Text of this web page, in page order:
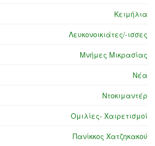
Κειμήλια
Λευκονοικιάτες/-ισσες
Μνήμες Μικρασίας
Νέα
Ντοκιμαντέρ
Ομιλίες- Χαιρετισμοί
Πανίκκος Χατζηκακού